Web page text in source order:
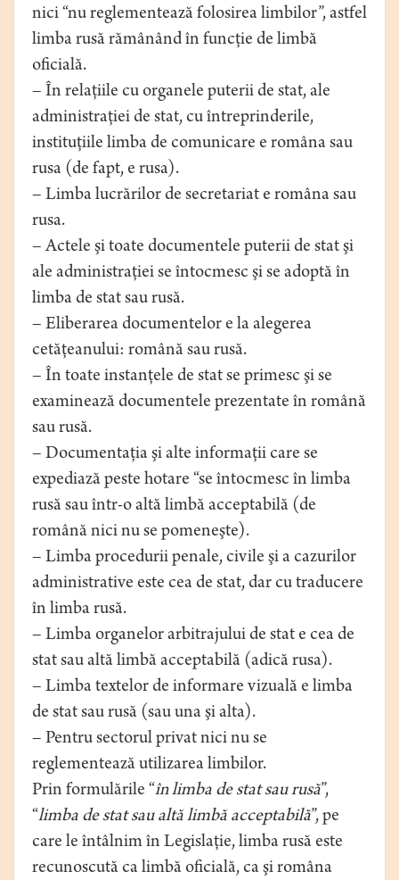
nici “nu reglementează folosirea limbilor”, astfel
limba rusă rămânând în funcţie de limbă
oficială.
– În relaţiile cu organele puterii de stat, ale
administraţiei de stat, cu întreprinderile,
instituţiile limba de comunicare e româna sau
rusa (de fapt, e rusa).
– Limba lucrărilor de secretariat e româna sau
rusa.
– Actele şi toate documentele puterii de stat şi
ale administraţiei se întocmesc şi se adoptă în
limba de stat sau rusă.
– Eliberarea documentelor e la alegerea
cetăţeanului: română sau rusă.
– În toate instanţele de stat se primesc şi se
examinează documentele prezentate în română
sau rusă.
– Documentaţia şi alte informaţii care se
expediază peste hotare “se întocmesc în limba
rusă sau într-o altă limbă acceptabilă (de
română nici nu se pomeneşte).
– Limba procedurii penale, civile şi a cazurilor
administrative este cea de stat, dar cu traducere
în limba rusă.
– Limba organelor arbitrajului de stat e cea de
stat sau altă limbă acceptabilă (adică rusa).
– Limba textelor de informare vizuală e limba
de stat sau rusă (sau una şi alta).
– Pentru sectorul privat nici nu se
reglementează utilizarea limbilor.
Prin formulările “în limba de stat sau rusă”,
“limba de stat sau altă limbă acceptabilă”, pe
care le întâlnim în Legislaţie, limba rusă este
recunoscută ca limbă oficială, ca şi româna